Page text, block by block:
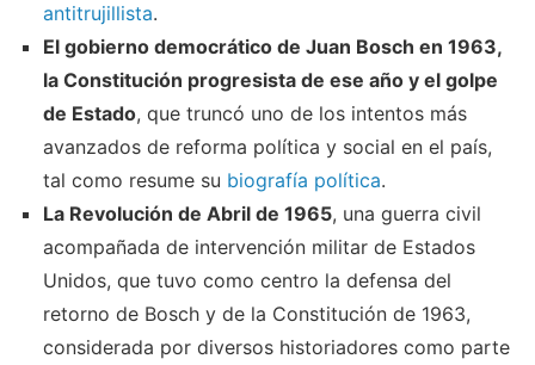
antitrujillista.
El gobierno democrático de Juan Bosch en 1963,
la Constitución progresista de ese año y el golpe
de Estado, que truncó uno de los intentos más
avanzados de reforma política y social en el país,
tal como resume su biografía política.
La Revolución de Abril de 1965, una guerra civil
acompañada de intervención militar de Estados
Unidos, que tuvo como centro la defensa del
retorno de Bosch y de la Constitución de 1963,
considerada por diversos historiadores como parte